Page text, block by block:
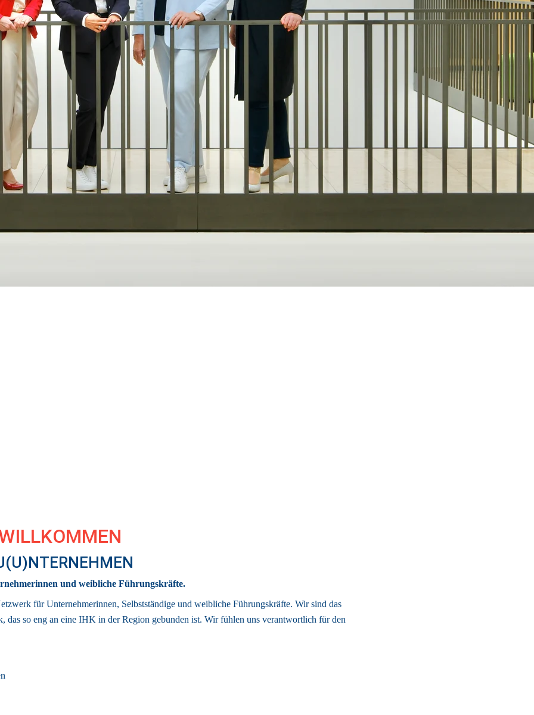
und weibliche Führungskräfte.
für Unternehmerinnen, Selbstständige und weibliche Führungskräfte. Wir sind das
, das so eng an eine IHK in der Region gebunden ist. Wir fühlen uns verantwortlich für den